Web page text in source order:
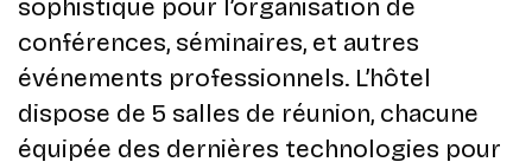
sophistiqué pour l’organisation de
conférences, séminaires, et autres
événements professionnels. L’hôtel
dispose de 5 salles de réunion, chacune
équipée des dernières technologies pour